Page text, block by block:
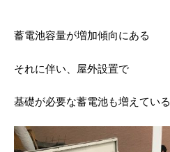
蓄電池容量が増加傾向にある
それに伴い、屋外設置で
基礎が必要な蓄電池も増えている